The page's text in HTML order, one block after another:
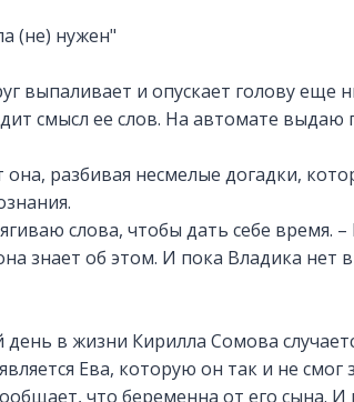
(не) нужен"
выпаливает и опускает голову еще
смысл ее слов. На автомате выдаю
разбивая несмелые догадки,
слова, чтобы дать себе время.
знает об этом. И пока Владика нет
в жизни Кирилла Сомова
Ева, которую он так и не смог
что беременна от его сына.